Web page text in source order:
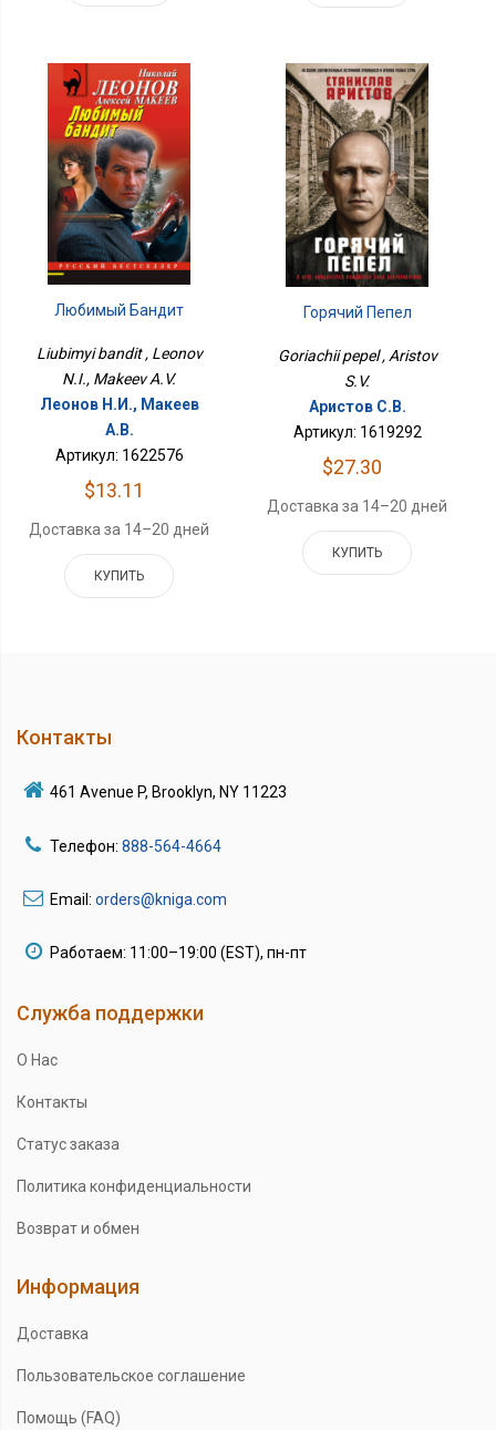
Любимый Бандит
Liubimyi bandit , Leonov
N.I., Makeev A.V.
Леонов Н.И., Макеев
А.В.
Артикул: 1622576
$13.11
Доставка за 14–20 дней
КУПИТЬ
Горячий Пепел
Goriachii pepel , Aristov
S.V.
Аристов С.В.
Артикул: 1619292
$27.30
Доставка за 14–20 дней
КУПИТЬ
Контакты
461 Avenue P, Brooklyn, NY 11223
Телефон: 888-564-4664
Email: orders@kniga.com
Работаем: 11:00–19:00 (EST), пн-пт
Служба поддержки
О Нас
Контакты
Статус заказа
Политика конфиденциальности
Возврат и обмен
Информация
Доставка
Пользовательское соглашение
Помощь (FAQ)